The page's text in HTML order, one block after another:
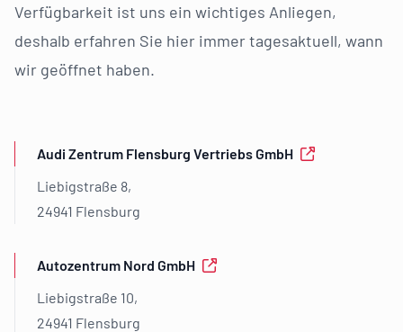
Verfügbarkeit ist uns ein wichtiges Anliegen,
deshalb erfahren Sie hier immer tagesaktuell, wann
wir geöffnet haben.
Audi Zentrum Flensburg Vertriebs GmbH
Liebigstraße 8,
24941 Flensburg
Autozentrum Nord GmbH
Liebigstraße 10,
24941 Flensburg